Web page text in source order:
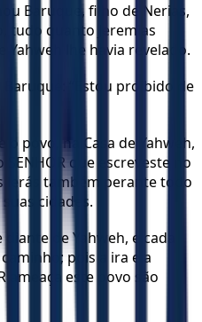
Baruque, filho de Nerias,
tudo quanto Jeremias
Yahweh lhe havia revelado.
Baruque: “Estou proibido de
o povo, na Casa de Yahweh,
que escreveste no
lerás também perante todo
cidades.
de Yahweh, e cada
pois a ira e a
ameaça este povo são